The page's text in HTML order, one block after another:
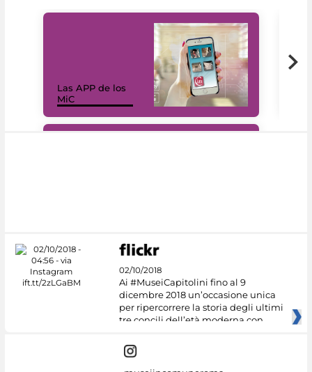
Las APP de los
MiC
02/10/2018
Ai #MuseiCapitolini fino al 9
dicembre 2018 un’occasione unica
per ripercorrere la storia degli ultimi
tre concili dell’età moderna con